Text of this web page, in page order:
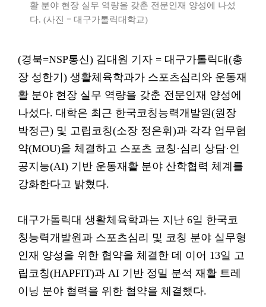
활 분야 현장 실무 역량을 갖춘 전문인재 양성에 나섰
다. (사진 = 대구가톨릭대학교)
(경북=NSP통신) 김대원 기자 = 대구가톨릭대(총
장 성한기) 생활체육학과가 스포츠심리와 운동재
활 분야 현장 실무 역량을 갖춘 전문인재 양성에
나섰다. 대학은 최근 한국코칭능력개발원(원장
박정근) 및 고립코칭(소장 정은휘)과 각각 업무협
약(MOU)을 체결하고 스포츠 코칭·심리 상담·인
공지능(AI) 기반 운동재활 분야 산학협력 체계를
강화한다고 밝혔다.
대구가톨릭대 생활체육학과는 지난 6일 한국코
칭능력개발원과 스포츠심리 및 코칭 분야 실무형
인재 양성을 위한 협약을 체결한 데 이어 13일 고
립코칭(HAPFIT)과 AI 기반 정밀 분석 재활 트레
이닝 분야 협력을 위한 협약을 체결했다.